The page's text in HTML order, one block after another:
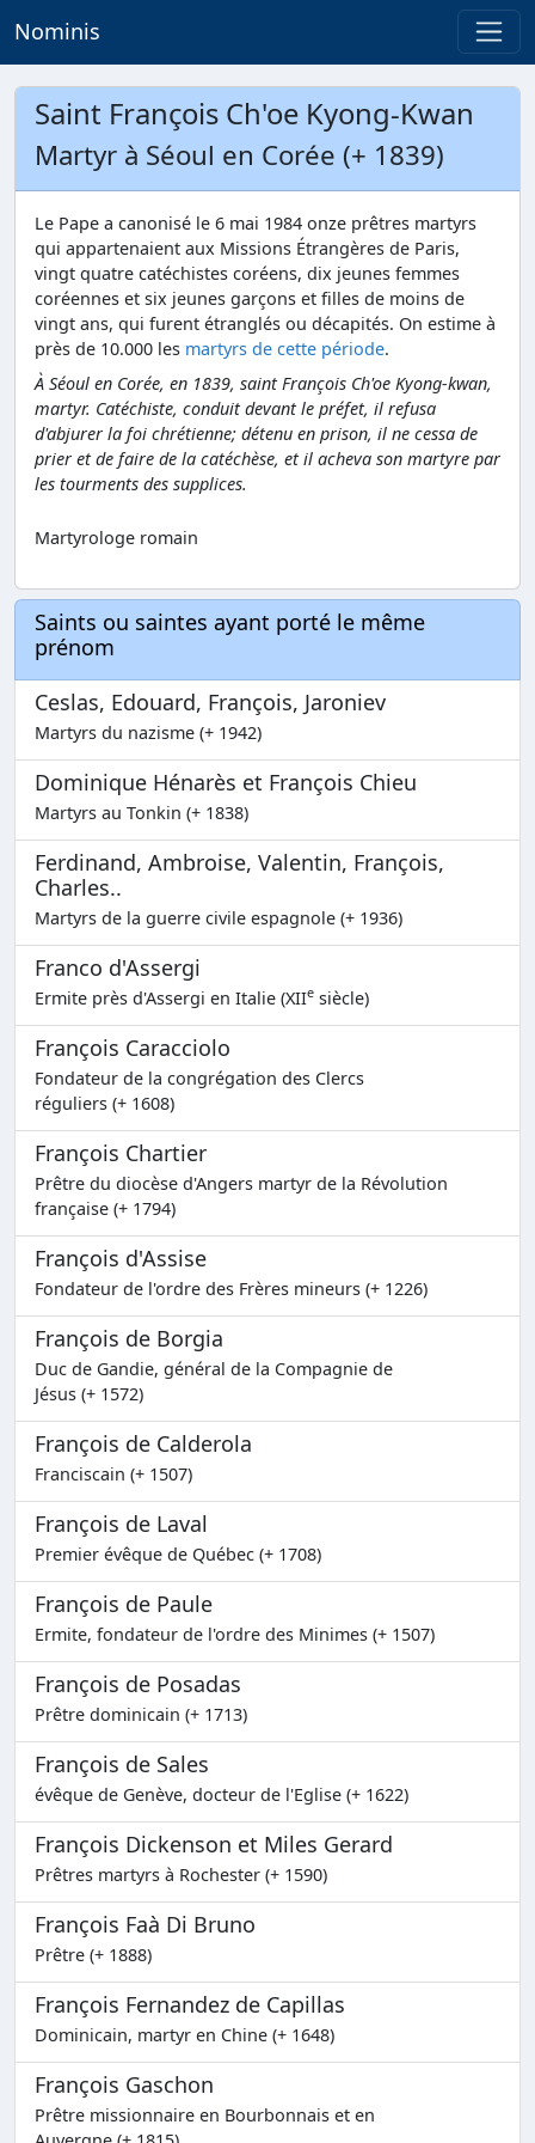
Nominis
Saint François Ch'oe Kyong-Kwan
Martyr à Séoul en Corée (+ 1839)
Le Pape a canonisé le 6 mai 1984 onze prêtres martyrs
qui appartenaient aux Missions Étrangères de Paris,
vingt quatre catéchistes coréens, dix jeunes femmes
coréennes et six jeunes garçons et filles de moins de
vingt ans, qui furent étranglés ou décapités. On estime à
près de 10.000 les martyrs de cette période.
À Séoul en Corée, en 1839, saint François Ch'oe Kyong-kwan,
martyr. Catéchiste, conduit devant le préfet, il refusa
d'abjurer la foi chrétienne; détenu en prison, il ne cessa de
prier et de faire de la catéchèse, et il acheva son martyre par
les tourments des supplices.
Martyrologe romain
Saints ou saintes ayant porté le même
prénom
Ceslas, Edouard, François, Jaroniev
Martyrs du nazisme (+ 1942)
Dominique Hénarès et François Chieu
Martyrs au Tonkin (+ 1838)
Ferdinand, Ambroise, Valentin, François,
Charles..
Martyrs de la guerre civile espagnole (+ 1936)
Franco d'Assergi
Ermite près d'Assergi en Italie (XIIe siècle)
François Caracciolo
Fondateur de la congrégation des Clercs
réguliers (+ 1608)
François Chartier
Prêtre du diocèse d'Angers martyr de la Révolution
française (+ 1794)
François d'Assise
Fondateur de l'ordre des Frères mineurs (+ 1226)
François de Borgia
Duc de Gandie, général de la Compagnie de
Jésus (+ 1572)
François de Calderola
Franciscain (+ 1507)
François de Laval
Premier évêque de Québec (+ 1708)
François de Paule
Ermite, fondateur de l'ordre des Minimes (+ 1507)
François de Posadas
Prêtre dominicain (+ 1713)
François de Sales
évêque de Genève, docteur de l'Eglise (+ 1622)
François Dickenson et Miles Gerard
Prêtres martyrs à Rochester (+ 1590)
François Faà Di Bruno
Prêtre (+ 1888)
François Fernandez de Capillas
Dominicain, martyr en Chine (+ 1648)
François Gaschon
Prêtre missionnaire en Bourbonnais et en